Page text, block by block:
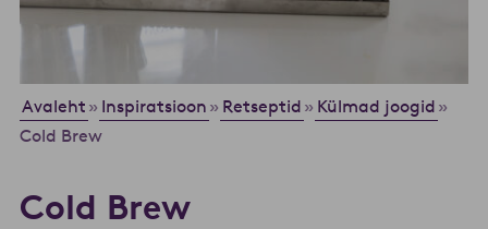
Avaleht » Inspiratsioon » Retseptid » Külmad joogid »
Cold Brew
Cold Brew